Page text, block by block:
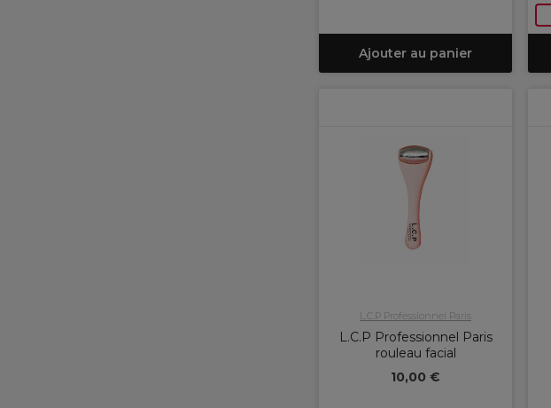
Ajouter au panier
L.C.P Professionnel Paris
L.C.P Professionnel Paris
rouleau facial
10,00 €